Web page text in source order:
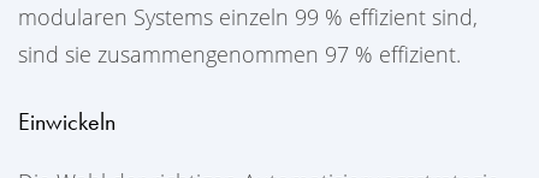
modularen Systems einzeln 99 % effizient sind,
sind sie zusammengenommen 97 % effizient.
Einwickeln